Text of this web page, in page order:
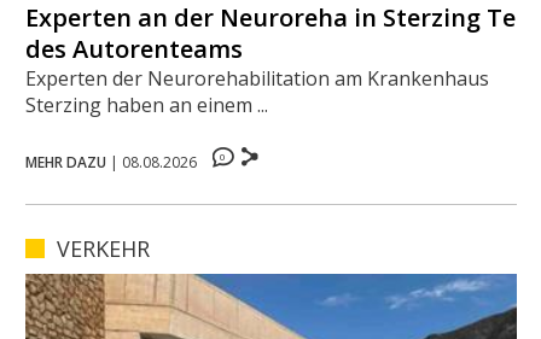
Experten an der Neuroreha in Sterzing Teil
des Autorenteams
Experten der Neurorehabilitation am Krankenhaus
Sterzing haben an einem ...
MEHR DAZU | 08.08.2026 0
VERKEHR